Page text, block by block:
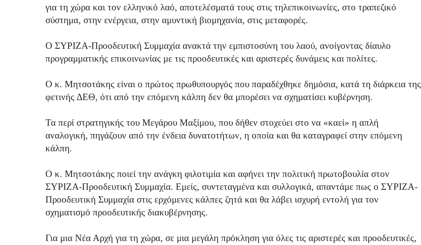
για τη χώρα και τον ελληνικό λαό, αποτελέσματά τους στις τηλεπικοινωνίες, στο τραπεζικό
σύστημα, στην ενέργεια, στην αμυντική βιομηχανία, στις μεταφορές.
Ο ΣΥΡΙΖΑ-Προοδευτική Συμμαχία ανακτά την εμπιστοσύνη του λαού, ανοίγοντας δίαυλο
προγραμματικής επικοινωνίας με τις προοδευτικές και αριστερές δυνάμεις και πολίτες.
Ο κ. Μητσοτάκης είναι ο πρώτος πρωθυπουργός που παραδέχθηκε δημόσια, κατά τη διάρκεια της
φετινής ΔΕΘ, ότι από την επόμενη κάλπη δεν θα μπορέσει να σχηματίσει κυβέρνηση.
Τα περί στρατηγικής του Μεγάρου Μαξίμου, που δήθεν στοχεύει στο να «καεί» η απλή
αναλογική, πηγάζουν από την ένδεια δυνατοτήτων, η οποία και θα καταγραφεί στην επόμενη
κάλπη.
Ο κ. Μητσοτάκης ποιεί την ανάγκη φιλοτιμία και αφήνει την πολιτική πρωτοβουλία στον
ΣΥΡΙΖΑ-Προοδευτική Συμμαχία. Εμείς, συντεταγμένα και συλλογικά, απαντάμε πως ο ΣΥΡΙΖΑ-
Προοδευτική Συμμαχία στις ερχόμενες κάλπες ζητά και θα λάβει ισχυρή εντολή για τον
σχηματισμό προοδευτικής διακυβέρνησης.
Για μια Νέα Αρχή για τη χώρα, σε μια μεγάλη πρόκληση για όλες τις αριστερές και προοδευτικές,